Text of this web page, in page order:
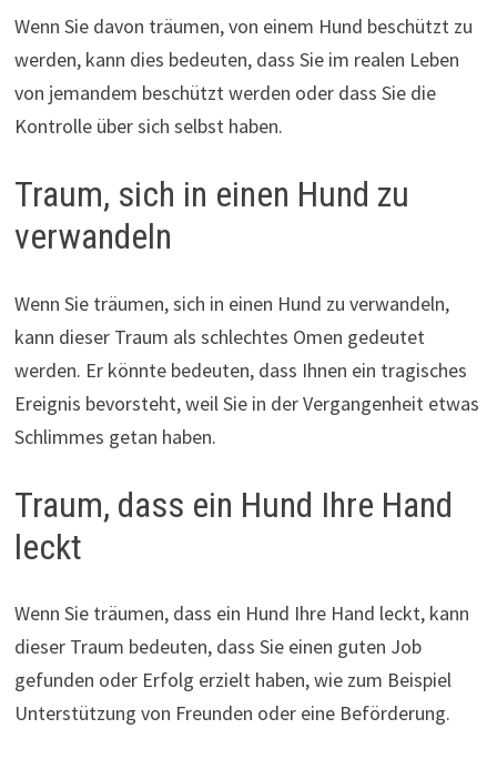
Wenn Sie davon träumen, von einem Hund beschützt zu
werden, kann dies bedeuten, dass Sie im realen Leben
von jemandem beschützt werden oder dass Sie die
Kontrolle über sich selbst haben.
Traum, sich in einen Hund zu
verwandeln
Wenn Sie träumen, sich in einen Hund zu verwandeln,
kann dieser Traum als schlechtes Omen gedeutet
werden. Er könnte bedeuten, dass Ihnen ein tragisches
Ereignis bevorsteht, weil Sie in der Vergangenheit etwas
Schlimmes getan haben.
Traum, dass ein Hund Ihre Hand
leckt
Wenn Sie träumen, dass ein Hund Ihre Hand leckt, kann
dieser Traum bedeuten, dass Sie einen guten Job
gefunden oder Erfolg erzielt haben, wie zum Beispiel
Unterstützung von Freunden oder eine Beförderung.